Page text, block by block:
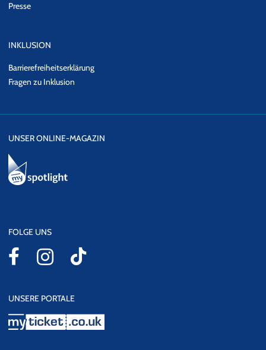
Presse
INKLUSION
Barrierefreiheitserklärung
Fragen zu Inklusion
UNSER ONLINE-MAGAZIN
FOLGE UNS
UNSERE PORTALE